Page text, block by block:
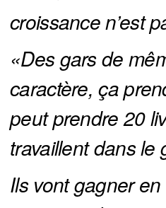
croissance n’est
«Des gars de
caractère, ça
peut prendre 20
travaillent dans le
Ils vont gagner